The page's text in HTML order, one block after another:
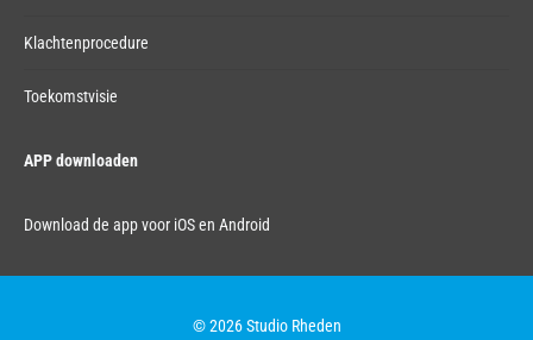
Klachtenprocedure
Toekomstvisie
APP downloaden
Download de app voor iOS en Android
© 2026 Studio Rheden